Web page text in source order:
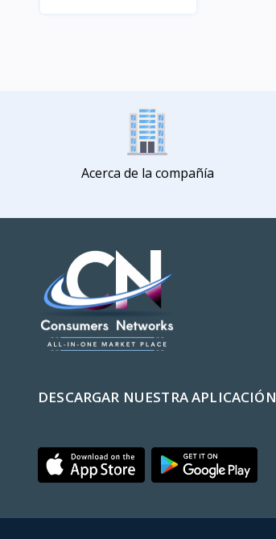
Acerca de la compañía
DESCARGAR NUESTRA APLICACIÓN